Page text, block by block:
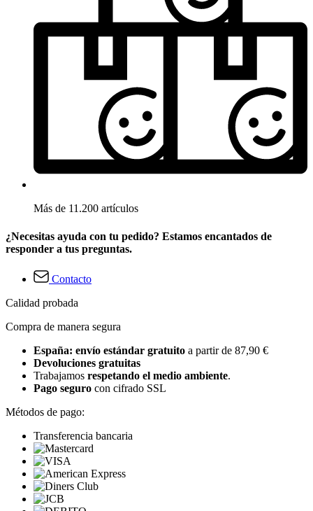
Más de 11.200 artículos
¿Necesitas ayuda con tu pedido? Estamos encantados de
responder a tus preguntas.
Contacto
Calidad probada
Compra de manera segura
España: envío estándar gratuito a partir de 87,90 €
Devoluciones gratuitas
Trabajamos respetando el medio ambiente.
Pago seguro con cifrado SSL
Métodos de pago:
Transferencia bancaria